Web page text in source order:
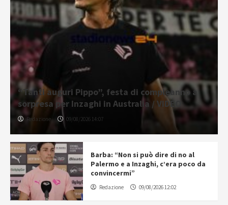
“Tanti auguri Pippo”, festa di compleanno a
sorpresa per Inzaghi in Australia / VIDEO
Redazione 09/08/2026 14:07
Barba: “Non si può dire di no al
Palermo e a Inzaghi, c’era poco da
convincermi”
Redazione 09/08/2026 12:02